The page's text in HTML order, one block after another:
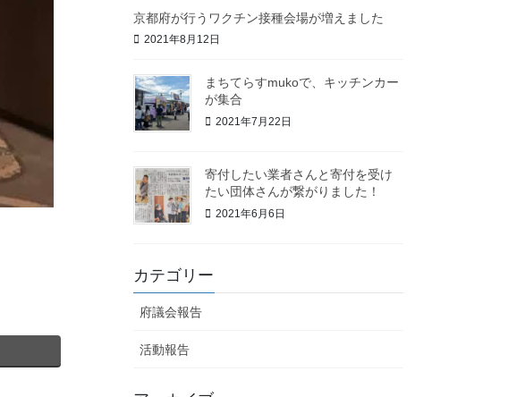
京都府が行うワクチン接種会場が増えました
2021年8月12日
まちてらすmukoで、キッチンカー
が集合
2021年7月22日
寄付したい業者さんと寄付を受け
たい団体さんが繋がりました！
2021年6月6日
カテゴリー
府議会報告
活動報告